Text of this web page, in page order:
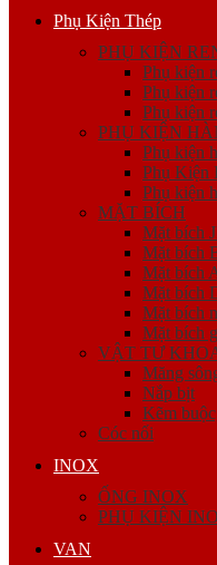
Phụ Kiện Thép
PHỤ KIỆN
Phụ kiện
Phụ kiện
Phụ kiện
PHỤ KIỆN
Phụ kiện
Phụ Kiện
Phụ kiện
MẶT BÍCH
Mặt bích
Mặt bích
Mặt bích
Mặt bích
Mặt bích
Mặt bích
VẬT TƯ
Măng
Nắp bịt
Kẽm
Cóc nối
INOX
ỐNG INOX
PHỤ KIỆN
VAN